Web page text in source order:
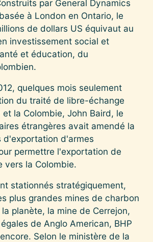
par General Dynamics
à London en Ontario, le
de dollars US équivaut au
investissement social et
et éducation, du
quelques mois seulement
du traité de libre-échange
la Colombie, John Baird, le
étrangères avait amendé la
d'exportation d'armes
permettre l'exportation de
vers la Colombie.
stationnés stratégiquement,
plus grandes mines de charbon
planète, la mine de Cerrejon,
de Anglo American, BHP
Selon le ministère de la